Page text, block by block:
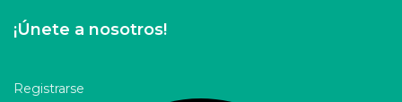
¡Únete a nosotros!
Registrarse